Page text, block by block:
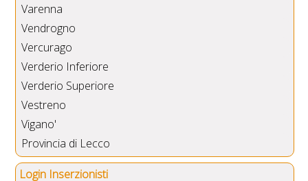
Varenna
Vendrogno
Vercurago
Verderio Inferiore
Verderio Superiore
Vestreno
Vigano'
Provincia di Lecco
Login Inserzionisti